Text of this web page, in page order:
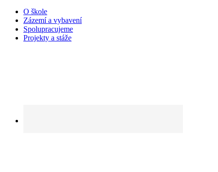
O škole
Zázemí a vybavení
Spolupracujeme
Projekty a stáže